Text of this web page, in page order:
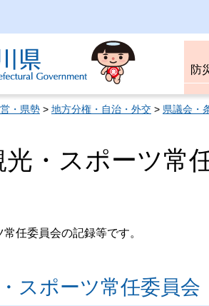
防
・県勢 > 地方分権・自治・外交 > 県議会・
光・スポーツ常
任委員会の記録等です。
・スポーツ常任委員